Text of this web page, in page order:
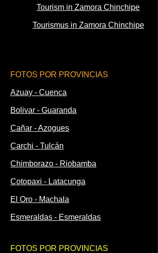
Tourism in Zamora Chinchipe
Tourismus in Zamora Chinchipe
FOTOS POR PROVINCIAS
FOTOS POR PROVINCIAS
Azuay - Cuenca
Bolivar - Guaranda
Cañar - Azogues
Carchi - Tulcán
Chimborazo - Riobamba
Cotopaxi - Latacunga
El Oro - Machala
Esmeraldas - Esmeraldas